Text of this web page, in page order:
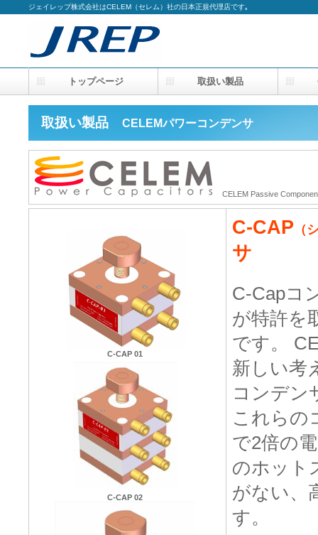
ジェイレップ株式会社はCELEM（セレム）社の日本正規代理店です｡
取扱い製品 CELEMパワーコンデンサ
CELEM Passive
C-CAP 01
C-CAP 02
C-CAP （
サ
C-Capコ
が特許を
です。
新しい考
コンデン
これらの
で2倍の
のホット
がない、
す。
トップページ 取扱い製品